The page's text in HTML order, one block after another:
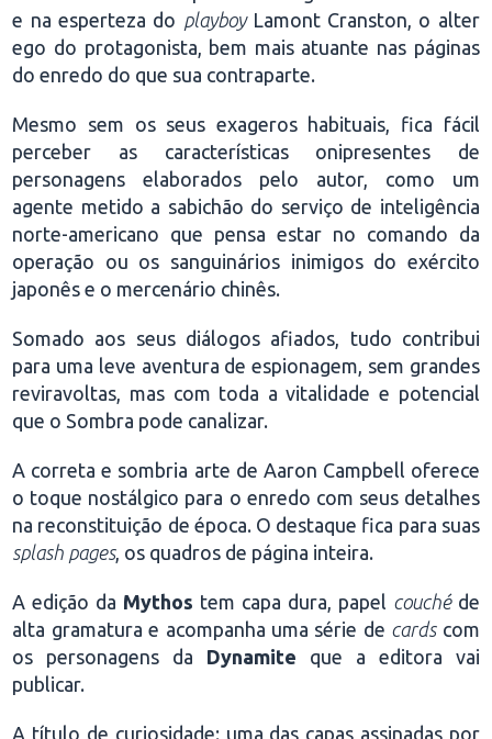
e na esperteza do playboyLamont Cranston, o alter
ego do protagonista, bem mais atuante nas páginas
do enredo do que sua contraparte.
Mesmo sem os seus exageros habituais, fica fácil
perceber as características onipresentes de
personagens elaborados pelo autor, como um
agente metido a sabichão do serviço de inteligência
norte-americano que pensa estar no comando da
operação ou os sanguinários inimigos do exército
japonês e o mercenário chinês.
Somado aos seus diálogos afiados, tudo contribui
para uma leve aventura de espionagem, sem grandes
reviravoltas, mas com toda a vitalidade e potencial
que o Sombra pode canalizar.
A correta e sombria arte de Aaron Campbell oferece
o toque nostálgico para o enredo com seus detalhes
na reconstituição de época. O destaque fica para suas
splash pages, os quadros de página inteira.
A edição da Mythos tem capa dura, papel couchéde
alta gramatura e acompanha uma série de cardscom
os personagens da Dynamite que a editora vai
publicar.
A título de curiosidade: uma das capas assinadas por